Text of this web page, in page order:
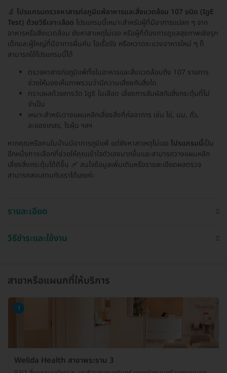
🔬 โปรแกรมตรวจหาสารก่อภูมิแพ้อาหารและสิ่งแวดล้อม 107 ชนิด (IgE
Test) ด้วยวิธีเจาะเลือด โปรแกรมนี้เหมาะสำหรับผู้ที่มีอาการแปลก ๆ จาก
อาหารหรือสิ่งแวดล้อม ยังหาสาเหตุไม่เจอ หรือผู้ที่ต้องการดูแลสุขภาพเชิงรุก
เด็กและผู้ใหญ่ที่มีอาการผื่นคัน ไอเรื้อรัง หรือหวาดระแวงอาหารใหม่ ๆ ก็
สามารถใช้โปรแกรมนี้ได้
ตรวจหาสารก่อภูมิแพ้ทั้งในอาหารและสิ่งแวดล้อมถึง 107 รายการ
ช่วยให้มองเห็นภาพรวมว่ามีความเสี่ยงกับสิ่งใด
ทราบผลด้วยการวัด IgE ในเลือด เลี่ยงการสัมผัสกับสิ่งกระตุ้นที่ไม่
จำเป็น
เหมาะสำหรับวางแผนหลีกเลี่ยงสิ่งที่ก่ออาการ เช่น ไข่, นม, ถั่ว,
ละอองเกสร, ไรฝุ่น ฯลฯ
หากคุณหรือคนในบ้านมีอาการภูมิแพ้ แต่ยังหาสาเหตุไม่เจอ โปรแกรมนี้เป็น
อีกหนึ่งทางเลือกที่ช่วยให้คุณเข้าใจตัวเองมากขึ้นและสามารถวางแผนหลีก
เลี่ยงสิ่งกระตุ้นได้ดีขึ้น 🩹 สนใจข้อมูลเพิ่มเติมหรือรายละเอียดผลตรวจ
สามารถสอบถามกับเราได้เลยค่ะ
รายละเอียด
วิธีชำระและใช้งาน
สาขาหรือแผนกที่ให้บริการ
1
Welida Health สาขาพระราม 3